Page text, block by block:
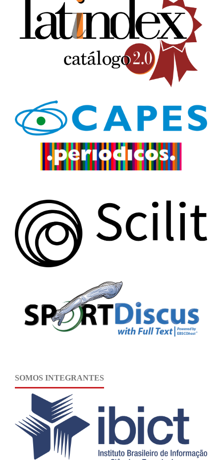
SOMOS INTEGRANTES